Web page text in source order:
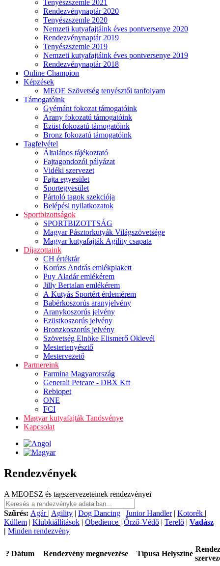
Tenyészszemle 2021
Rendezvénynaptár 2020
Tenyészszemle 2020
Nemzeti kutyafajtáink éves pontversenye 2020
Rendezvénynaptár 2019
Tenyészszemle 2019
Nemzeti kutyafajtáink éves pontversenye 2019
Rendezvénynaptár 2018
Online Champion
Képzések
MEOE Szövetség tenyésztői tanfolyam
Támogatóink
Gyémánt fokozat támogatóink
Arany fokozatú támogatóink
Ezüst fokozatú támogatóink
Bronz fokozatú támogatóink
Tagfelvétel
Általános tájékoztató
Fajtagondozói pályázat
Vidéki szervezet
Fajta egyesület
Sportegyesület
Pártoló tagok szekciója
Belépési nyilatkozatok
Sportbizottságok
SPORTBIZOTTSÁG
Magyar Pásztorkutyák Világszövetsége
Magyar kutyafajták Agility csapata
Díjazottaink
CH értéktár
Korózs András emlékplakett
Puy Aladár emlékérem
Jilly Bertalan emlékérem
A Kutyás Sportért érdemérem
Babérkoszorús aranyjelvény
Aranykoszorús jelvény
Ezüstkoszorús jelvény
Bronzkoszorús jelvény
Szövetség Elnöke Elismerő Oklevél
Mestertenyésztő
Mestervezető
Partnereink
Farmina Magyarország
Generali Petcare - DBX Kft
Rebiopet
ONE
FCI
Magyar kutyafajták Tanösvénye
Kapcsolat
Rendezvények
A MEOESZ és tagszervezeteinek rendezvényei
Szűrés: Agár | Agility | Dog Dancing | Junior Handler| Kotorék |
Küllem | Klubkiállítások | Obedience | Őrző-Védő | Terelő | Vadász
| Minden rendezvény
? Dátum Rendezvény megnevezése Típusa Helyszíne